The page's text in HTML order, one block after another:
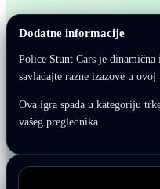
Dodatne informacije
Police Stunt Cars je
savladajte razne izazove u
Ova igra spada u kategoriju
vašeg preglednika.